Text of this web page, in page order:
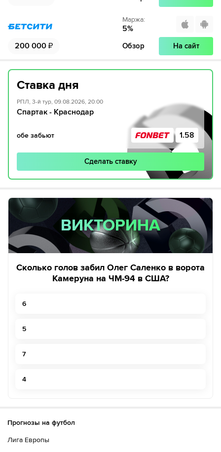
200 000 ₽
Маржа:
5%
Обзор На сайт
Ставка дня
РПЛ, 3-й тур, 09.08.2026, 20:00
Спартак - Краснодар
обе забьют 1.58
Сделать ставку
ВИКТОРИНА
ВИКТОРИНА
Сколько голов забил Олег Саленко в ворота
Камеруна на ЧМ-94 в США?
6
5
7
4
Прогнозы на футбол
Лига Европы